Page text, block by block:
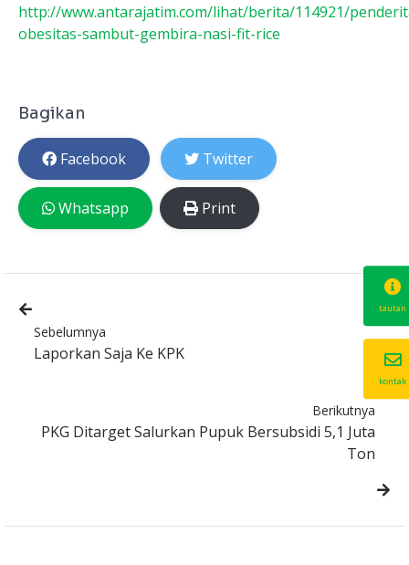
http://www.antarajatim.com/lihat/berita/114921/
obesitas-sambut-gembira-nasi-fit-rice
Bagikan
Facebook Twitter
Whatsapp Print
Sebelumnya
Laporkan Saja Ke KPK
Berikutnya
PKG Ditarget Salurkan Pupuk Bersubsidi 5,1 Juta
Ton
tautan
kontak